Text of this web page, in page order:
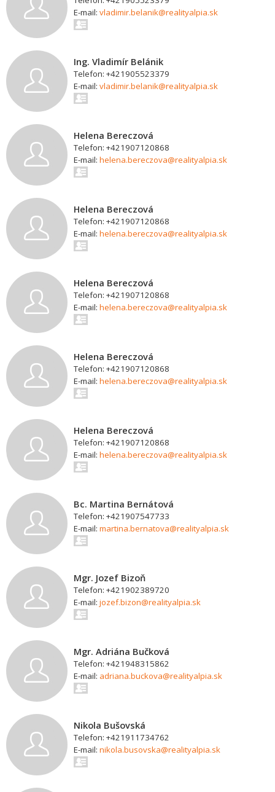
E-mail: vladimir.belanik@realityalpia.sk
Ing. Vladimír Belánik
Telefon: +421905523379
E-mail: vladimir.belanik@realityalpia.sk
Helena Bereczová
Telefon: +421907120868
E-mail: helena.bereczova@realityalpia.sk
Helena Bereczová
Telefon: +421907120868
E-mail: helena.bereczova@realityalpia.sk
Helena Bereczová
Telefon: +421907120868
E-mail: helena.bereczova@realityalpia.sk
Helena Bereczová
Telefon: +421907120868
E-mail: helena.bereczova@realityalpia.sk
Helena Bereczová
Telefon: +421907120868
E-mail: helena.bereczova@realityalpia.sk
Bc. Martina Bernátová
Telefon: +421907547733
E-mail: martina.bernatova@realityalpia.sk
Mgr. Jozef Bizoň
Telefon: +421902389720
E-mail: jozef.bizon@realityalpia.sk
Mgr. Adriána Bučková
Telefon: +421948315862
E-mail: adriana.buckova@realityalpia.sk
Nikola Bušovská
Telefon: +421911734762
E-mail: nikola.busovska@realityalpia.sk